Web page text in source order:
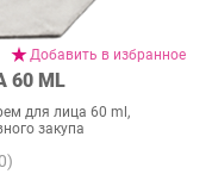
Добавить в избранное
60 ML
для лица 60 ml,
закупа
0)